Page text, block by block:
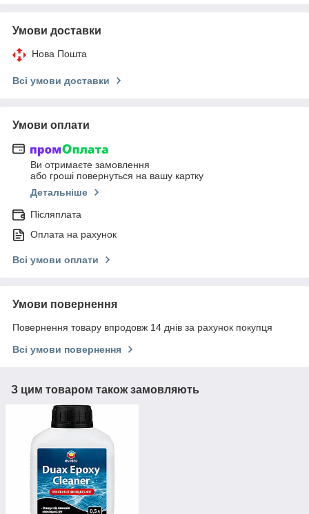
Умови доставки
Нова Пошта
Всі умови доставки
Умови оплати
Ви отримаєте замовлення
або гроші повернуться на вашу картку
Детальніше
Післяплата
Оплата на рахунок
Всі умови оплати
Умови повернення
Повернення товару впродовж 14 днів за рахунок покупця
Всі умови повернення
З цим товаром також замовляють